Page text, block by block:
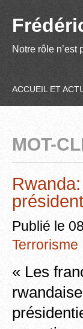
Notre rôle n’est
ACCUEIL ET
MOT-
Publié le
Terrorisme
« Les